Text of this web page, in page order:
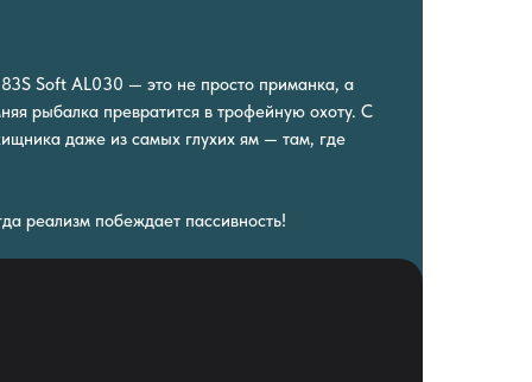
83S Soft AL030 — это не просто приманка, а
рыбалка превратится в трофейную охоту. С
даже из самых глухих ям — там, где
реализм побеждает пассивность!